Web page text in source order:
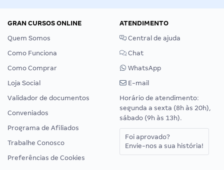
GRAN CURSOS ONLINE
Quem Somos
Como Funciona
Como Comprar
Loja Social
Validador de documentos
Conveniados
Programa de Afiliados
Trabalhe Conosco
Preferências de Cookies
ATENDIMENTO
Central de ajuda
Chat
WhatsApp
E-mail
Horário de atendimento:
segunda a sexta (8h às 20h),
sábado (9h às 13h).
Foi aprovado?
Envie-nos a sua história!